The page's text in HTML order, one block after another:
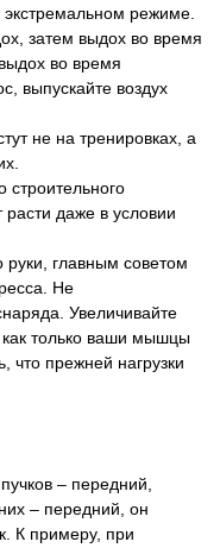
режиме.
затем выдох во время
во время
выпускайте воздух
не на тренировках, а
строительного
даже в условии
руки, главным советом
Не
Увеличивайте
как только ваши мышцы
что прежней нагрузки
– передний,
– передний, он
К примеру, при